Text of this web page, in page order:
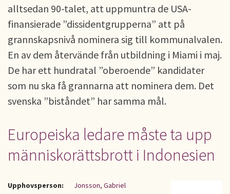
alltsedan 90-talet, att uppmuntra de USA-
finansierade ”dissidentgrupperna” att på
grannskapsnivå nominera sig till kommunalvalen.
En av dem återvände från utbildning i Miami i maj.
De har ett hundratal ”oberoende” kandidater
som nu ska få grannarna att nominera dem. Det
svenska ”biståndet” har samma mål.
Europeiska ledare måste ta upp
människorättsbrott i Indonesien
Upphovsperson:
Jonsson, Gabriel